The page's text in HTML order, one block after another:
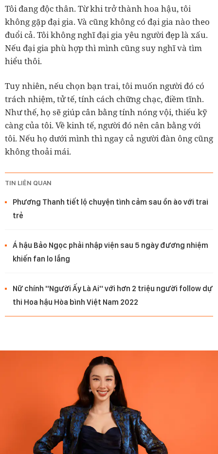
Tôi đang độc thân. Từ khi trở thành hoa hậu, tôi
không gặp đại gia. Và cũng không có đại gia nào theo
đuổi cả. Tôi không nghĩ đại gia yêu người đẹp là xấu.
Nếu đại gia phù hợp thì mình cũng suy nghĩ và tìm
hiểu thôi.
Tuy nhiên, nếu chọn bạn trai, tôi muốn người đó có
trách nhiệm, tử tế, tính cách chững chạc, điềm tĩnh.
Như thế, họ sẽ giúp cân bằng tính nóng vội, thiếu kỹ
càng của tôi. Về kinh tế, người đó nên cân bằng với
tôi. Nếu họ dưới mình thì ngay cả người đàn ông cũng
không thoải mái.
TIN LIÊN QUAN
Phương Thanh tiết lộ chuyện tình cảm sau ồn ào với trai
trẻ
Á hậu Bảo Ngọc phải nhập viện sau 5 ngày đương nhiệm
khiến fan lo lắng
Nữ chính ''Người Ấy Là Ai'' với hơn 2 triệu người follow dự
thi Hoa hậu Hòa bình Việt Nam 2022